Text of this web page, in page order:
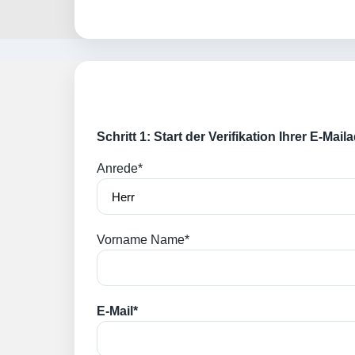
Schritt 1: Start der Verifikation Ihrer E-
Anrede*
Vorname Name*
E-Mail*